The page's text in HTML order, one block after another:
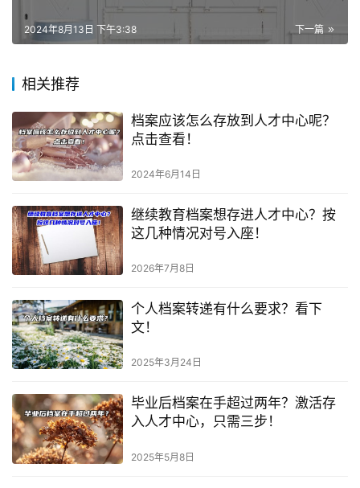
下一篇
2024年8月13日 下午3:38
相关推荐
档案应该怎么存放到人才中心呢？
点击查看！
2024年6月14日
继续教育档案想存进人才中心？按
这几种情况对号入座！
2026年7月8日
个人档案转递有什么要求？看下
文！
2025年3月24日
毕业后档案在手超过两年？激活存
入人才中心，只需三步！
2025年5月8日